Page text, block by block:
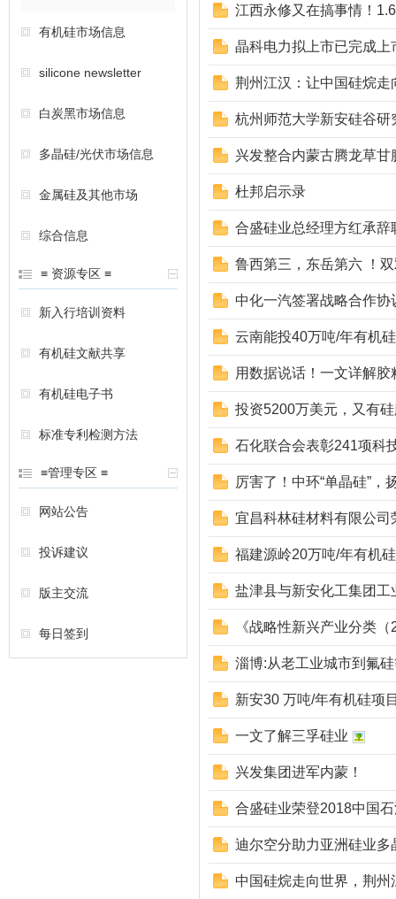
有机硅市场信息
silicone newsletter
白炭黑市场信息
多晶硅/光伏市场信息
金属硅及其他市场
综合信息
≡ 资源专区 ≡
新入行培训资料
有机硅文献共享
有机硅电子书
标准专利检测方法
≡管理专区 ≡
网站公告
投诉建议
版主交流
每日签到
江西永修又在搞事情！
晶科电力拟上市已完成上
荆州江汉：让中国硅烷走
杭州师范大学新安硅谷研
兴发整合内蒙古腾龙草
杜邦启示录
合盛硅业总经理方红承
鲁西第三，东岳第六 ！
中化一汽签署战略合作
云南能投40万吨/年有机
用数据说话！一文详解
投资5200万美元，又有
石化联合会表彰241项科
厉害了！中环“单晶硅”，
宜昌科林硅材料有限公司
福建源岭20万吨/年有机
盐津县与新安化工集团工
《战略性新兴产业分类
淄博:从老工业城市到氟硅
新安30 万吨/年有机硅项
一文了解三孚硅业
兴发集团进军内蒙！
合盛硅业荣登2018中国
迪尔空分助力亚洲硅业
中国硅烷走向世界，荆州